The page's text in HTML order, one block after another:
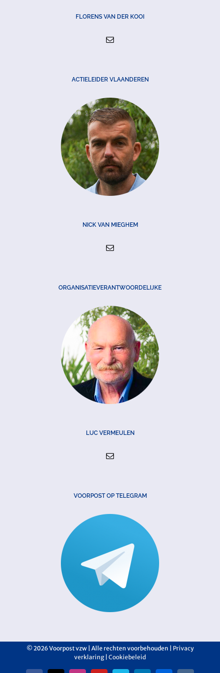
FLORENS VAN DER KOOI
ACTIELEIDER VLAANDEREN
NICK VAN MIEGHEM
ORGANISATIEVERANTWOORDELIJKE
LUC VERMEULEN
VOORPOST OP TELEGRAM
©2026 Voorpost vzw | Alle rechten voorbehouden | Privacy
verklaring Cookiebeleid